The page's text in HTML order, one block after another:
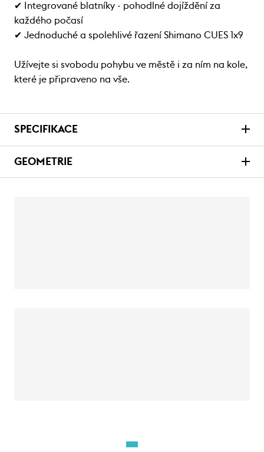
✔ Integrované blatníky - pohodlné dojíždění za
každého počasí
✔ Jednoduché a spolehlivé řazení Shimano CUES 1x9
Užívejte si svobodu pohybu ve městě i za ním na kole,
které je připraveno na vše.
SPECIFIKACE
GEOMETRIE